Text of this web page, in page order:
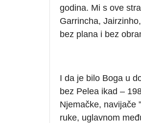
godina. Mi s ove
Garrincha,
bez plana i bez
I da je bilo Boga u
bez Pelea ikad –
Njemačke, navijače
ruke, uglavnom